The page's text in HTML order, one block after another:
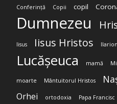
Conferință Copii copil
Dumnezeu
Iisus Iisus Hristos
Lucășeuca mamă
moarte Mântuitorul Hristos
Orhei ortodoxia Papa Francisc